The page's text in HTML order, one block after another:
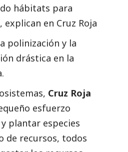
hábitats para
en Cruz Roja
polinización y la
drástica en la
Cruz Roja
esfuerzo
plantar especies
de recursos, todos